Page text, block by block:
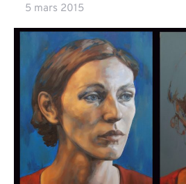
5 mars 2015